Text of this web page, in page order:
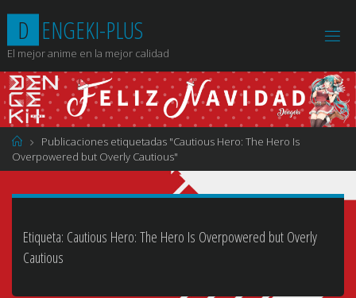
contenido
D ENGEKI-PLUS
El mejor anime en la mejor calidad
Página
de
Inicio
Publicaciones etiquetadas "Cautious Hero: The Hero Is
Overpowered but Overly Cautious"
Etiqueta: Cautious Hero: The Hero Is Overpowered but Overly
Cautious